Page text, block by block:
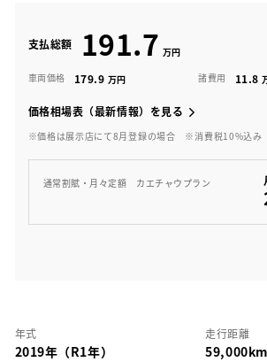
支払総額 191.7
車両価格 179.9 諸費用 11.8
価格相場表（最新情報）を見る
※価格は展示店にて8月登録の場合 ※消費税10%込み
通常割賦・月々定額 カエチャウプラン
年式
2019年（R1年）
走行距離
59,000km